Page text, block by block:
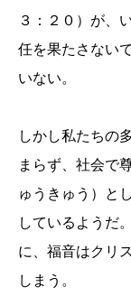
３：２０）が、
任を果たさない
いない。
しかし私たちの
まらず、社会で
ゅうきゅう）と
しているようだ
に、福音はクリ
しまう。